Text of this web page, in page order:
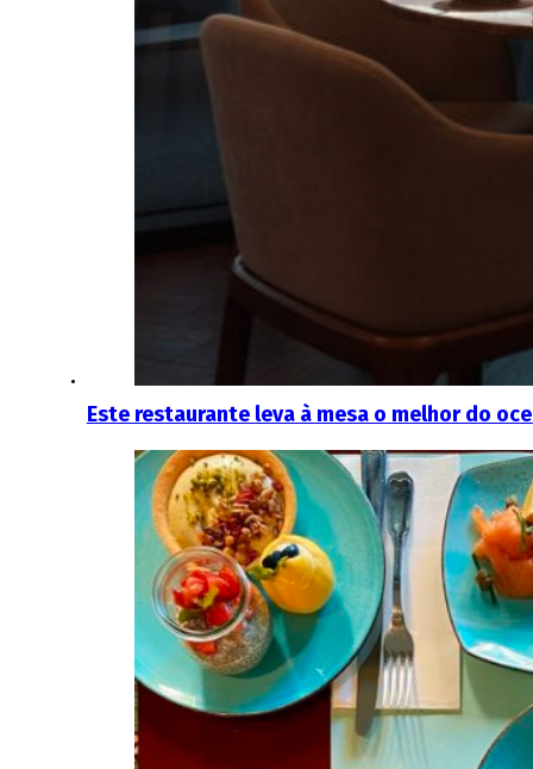
Este restaurante leva à mesa o melhor do